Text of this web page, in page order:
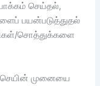
செய்தல்,
பயன்படுத்துதல்
சொத்துக்களை
முனையை